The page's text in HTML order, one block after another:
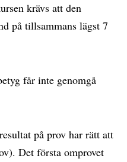
krävs att den
på tillsammans lägst 7
får inte genomgå
på prov har rätt att
Det första omprovet